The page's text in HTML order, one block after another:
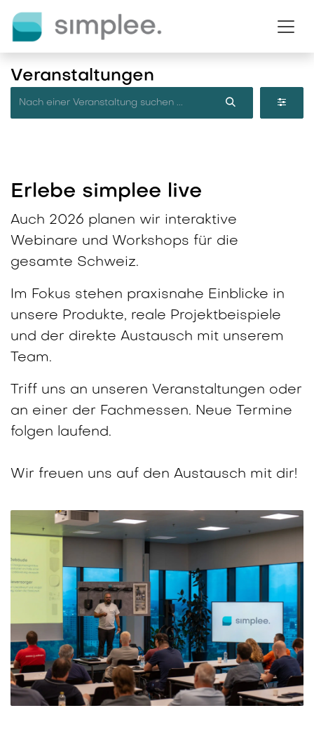
Veranstaltungen
Erlebe simplee live
Auch 2026 planen wir interaktive
Webinare und Workshops für die
gesamte Schweiz.
Im Fokus stehen praxisnahe Einblicke in
unsere Produkte, reale Projektbeispiele
und der direkte Austausch mit unserem
Team.
Triff uns an unseren Veranstaltungen oder
an einer der Fachmessen. Neue Termine
folgen laufend.
Wir freuen uns auf den Austausch mit dir!